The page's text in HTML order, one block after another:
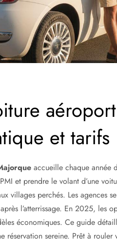
et tarifs
accueille chaque année
et prendre le volant d’une
villages perchés. Les agences
l’atterrissage. En 2025, les
économiques. Ce guide
réservation sereine. Prêt à rouler